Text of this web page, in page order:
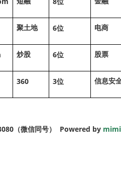
位
聚土地 6位 电商
炒股 6位 股票
360 3位 信息安
（微信同号） Powered by